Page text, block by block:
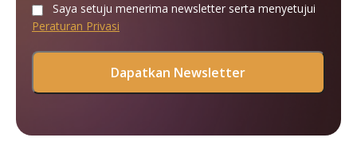
Saya setuju menerima newsletter serta menyetujui
Peraturan Privasi